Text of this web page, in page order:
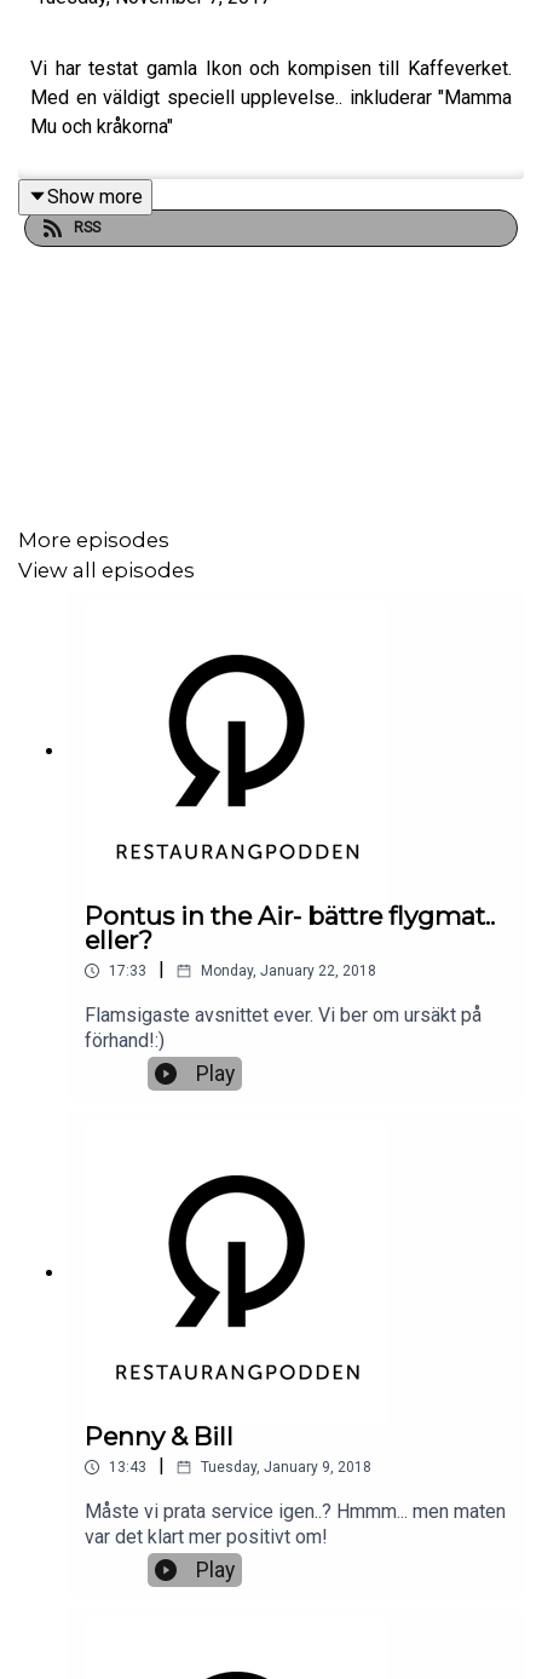
Vi har testat gamla Ikon och kompisen till Kaffeverket.
Med en väldigt speciell upplevelse.. inkluderar "Mamma
Mu och kråkorna"
Show more
RSS
More episodes
View all episodes
Pontus in the Air- bättre flygmat..
eller?
17:33 Monday, January 22, 2018
Flamsigaste avsnittet ever. Vi ber om ursäkt på
förhand!:)
Play
Penny & Bill
13:43 Tuesday, January 9, 2018
Måste vi prata service igen..? Hmmm... men maten
var det klart mer positivt om!
Play